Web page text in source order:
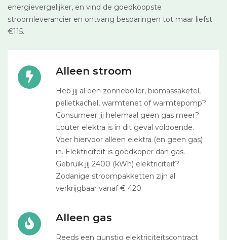
energievergelijker, en vind de goedkoopste
stroomleverancier en ontvang besparingen tot maar liefst
€115.
Alleen stroom
Heb jij al een zonneboiler, biomassaketel,
pelletkachel, warmtenet of warmtepomp?
Consumeer jij helemaal geen gas meer?
Louter elektra is in dit geval voldoende.
Voer hiervoor alleen elektra (en geen gas)
in. Elektriciteit is goedkoper dan gas.
Gebruik jij 2400 (kWh) elektriciteit?
Zodanige stroompakketten zijn al
verkrijgbaar vanaf € 420.
Alleen gas
Reeds een gunstig elektriciteitscontract